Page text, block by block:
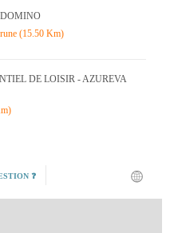
(15.50 Km)
DE LOISIR - AZUREVA
❓